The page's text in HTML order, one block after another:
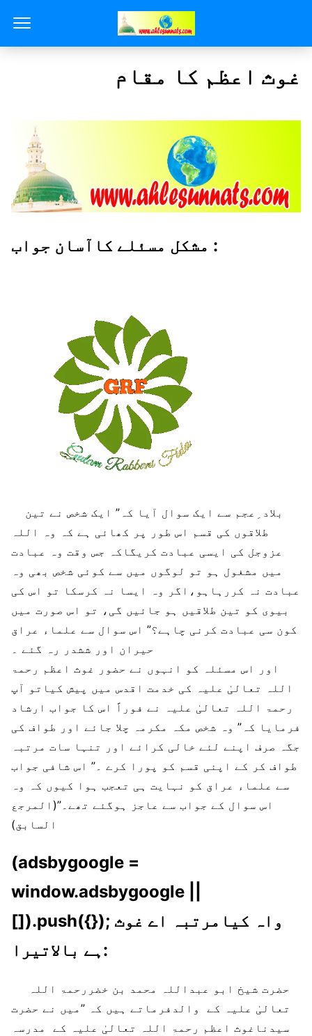
غوث اعظم کا مقام
مشکل مسئلے کاآسان جواب :
طلاقوں کی قسم اس طور پر کھائی ہے کہ وہ اللہ
عزوجل کی ایسی عبادت کریگاکہ جس وقت وہ عبادت
میں مشغول ہو تو لوگوں میں سے کوئی شخص بھی وہ
عبادت نہ کررہاہو،اگر وہ ایسا نہ کرسکا تو اس کی
بیوی کو تین طلاقیں ہو جائیں گی، تو اس صورت میں
کون سی عبادت کرنی چاہے؟” اس سوال سے علماء عراق
حیران اور ششدر رہ گئے ۔
اور اس مسئلہ کو انہوں نے حضور غوث اعظم رحمۃ
اللہ تعالیٰ علیہ کی خدمت اقدس میں پیش کیاتو آپ
رحمۃ اللہ تعالیٰ علیہ نے فوراً اس کا جواب ارشاد
فرمایا کہ” وہ شخص مکہ مکرمہ چلا جائے اور طواف کی
جگہ صرف اپنے لئے خالی کرائے اور تنہا سات مرتبہ
طواف کر کے اپنی قسم کو پورا کرے ۔” اس شافی جواب
سے علماء عراق کو نہایت ہی تعجب ہوا کیوں کہ وہ
اس سوال کے جواب سے عاجز ہوگئے تھے۔”(المرجع
السابق)
(adsbygoogle =
window.adsbygoogle ||
[]).push({}); واہ کیامرتبہ اے غوث
ہے بالاتیرا:
تعالیٰ علیہ کے والدفرماتے ہیں کہ ”میں نے حضرت
سیدناغوث اعظم رحمۃ اللہ تعالیٰ علیہ کے مدرسہ